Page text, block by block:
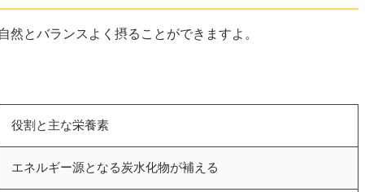
とバランスよく摂ることができますよ。
役割と主な栄養素
エネルギー源となる炭水化物が補える